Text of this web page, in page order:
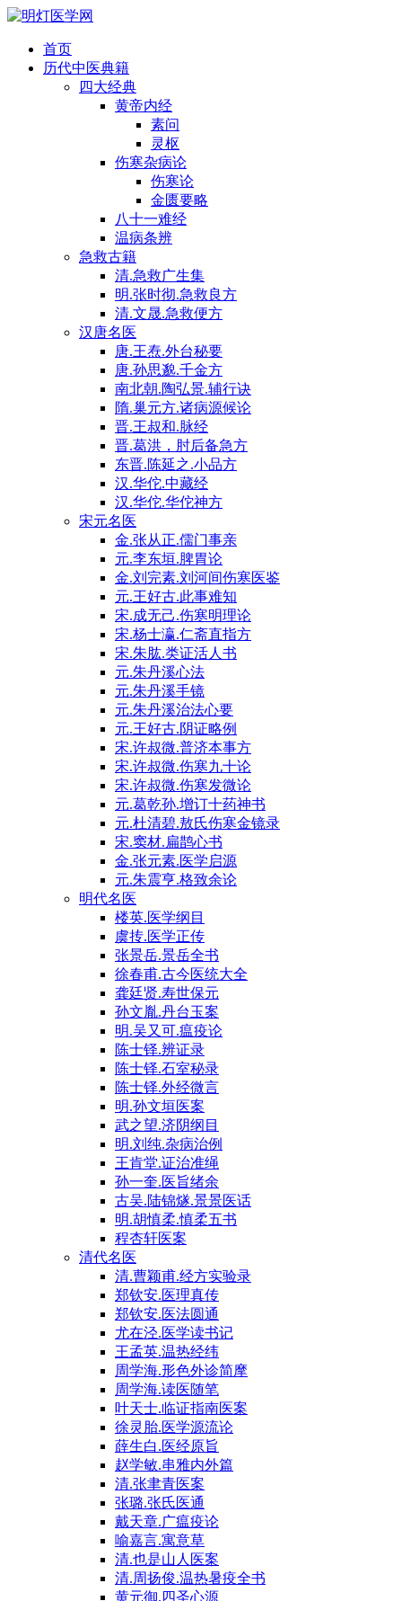
首页
历代中医典籍
四大经典
黄帝内经
素问
灵枢
伤寒杂病论
伤寒论
金匮要略
八十一难经
温病条辨
急救古籍
清.急救广生集
明.张时彻.急救良方
清.文晟.急救便方
汉唐名医
唐.王焘.外台秘要
唐.孙思邈.千金方
南北朝.陶弘景.辅行诀
隋.巢元方.诸病源候论
晋.王叔和.脉经
晋.葛洪，肘后备急方
东晋.陈延之.小品方
汉.华佗.中藏经
汉.华佗.华佗神方
宋元名医
金.张从正.儒门事亲
元.李东垣.脾胃论
金.刘完素.刘河间伤寒医鉴
元.王好古.此事难知
宋.成无己.伤寒明理论
宋.杨士瀛.仁斋直指方
宋.朱肱.类证活人书
元.朱丹溪心法
元.朱丹溪手镜
元.朱丹溪治法心要
元.王好古.阴证略例
宋.许叔微.普济本事方
宋.许叔微.伤寒九十论
宋.许叔微.伤寒发微论
元.葛乾孙.增订十药神书
元.杜清碧.敖氏伤寒金镜录
宋.窦材.扁鹊心书
金.张元素.医学启源
元.朱震亨.格致余论
明代名医
楼英.医学纲目
虞抟.医学正传
张景岳.景岳全书
徐春甫.古今医统大全
龚廷贤.寿世保元
孙文胤.丹台玉案
明.吴又可.瘟疫论
陈士铎.辨证录
陈士铎.石室秘录
陈士铎.外经微言
明.孙文垣医案
武之望.济阴纲目
明.刘纯.杂病治例
王肯堂.证治准绳
孙一奎.医旨绪余
古吴.陆锦燧.景景医话
明.胡慎柔.慎柔五书
程杏轩医案
清代名医
清.曹颖甫.经方实验录
郑钦安.医理真传
郑钦安.医法圆通
尤在泾.医学读书记
王孟英.温热经纬
周学海.形色外诊简摩
周学海.读医随笔
叶天士.临证指南医案
徐灵胎.医学源流论
薛生白.医经原旨
赵学敏.串雅内外篇
清.张聿青医案
张璐.张氏医通
戴天章.广瘟疫论
喻嘉言.寓意草
清.也是山人医案
清.周扬俊.温热暑疫全书
黄元御.四圣心源